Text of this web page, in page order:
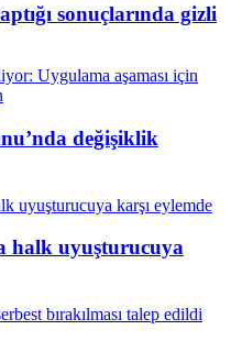
sonuçlarında gizli
değişiklik
halk uyuşturucuya